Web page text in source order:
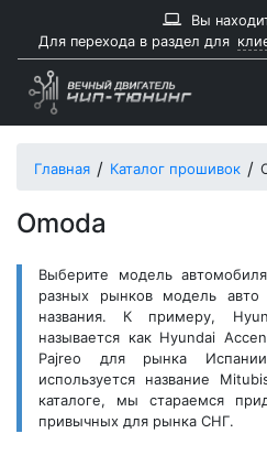
Вы
Для перехода в раздел для
Главная Каталог прошивок
Omoda
Выберите модель
разных рынков модель
названия. К примеру,
называется как Hyundai
Pajreo для рынка
используется название
каталоге, мы стараемся
привычных для рынка СНГ.